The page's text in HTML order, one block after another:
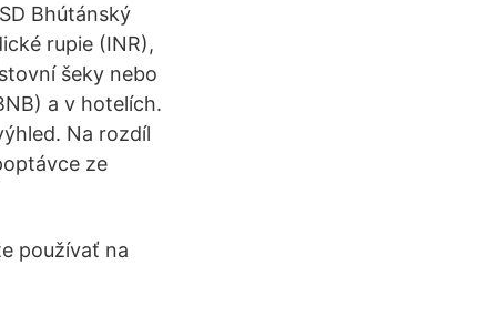
Bhútánský
rupie (INR),
šeky nebo
a v hotelích.
Na rozdíl
ze
používať na